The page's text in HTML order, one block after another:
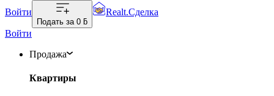
Войти
Подать за 0 ƃ
Realt.Сделка
Войти
Продажа
Квартиры